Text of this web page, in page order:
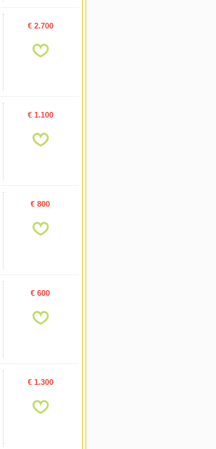
€ 2.700
€ 1.100
€ 800
€ 600
€ 1.300